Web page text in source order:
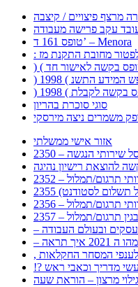
טופס 161 ד’ – Menora
סוגי סוכרת בהריון
משמרים ניצה מירסקי
אזור אישי ממשלתי
סל שירותי הנגשה
תרגום/תמלול
תשלום לסטודנט)
תרגום/תמלול
בגין תרגום/תמלול
תראה
מדריך וכאבי ראש
מרצון – הוראת שעה